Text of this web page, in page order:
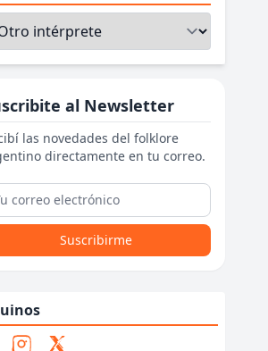
al Newsletter
las novedades del folklore
directamente en tu correo.
Suscribirme